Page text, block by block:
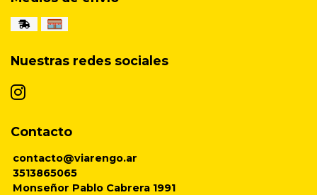
Nuestras redes sociales
Contacto
contacto@viarengo.ar
3513865065
Monseñor Pablo Cabrera 1991